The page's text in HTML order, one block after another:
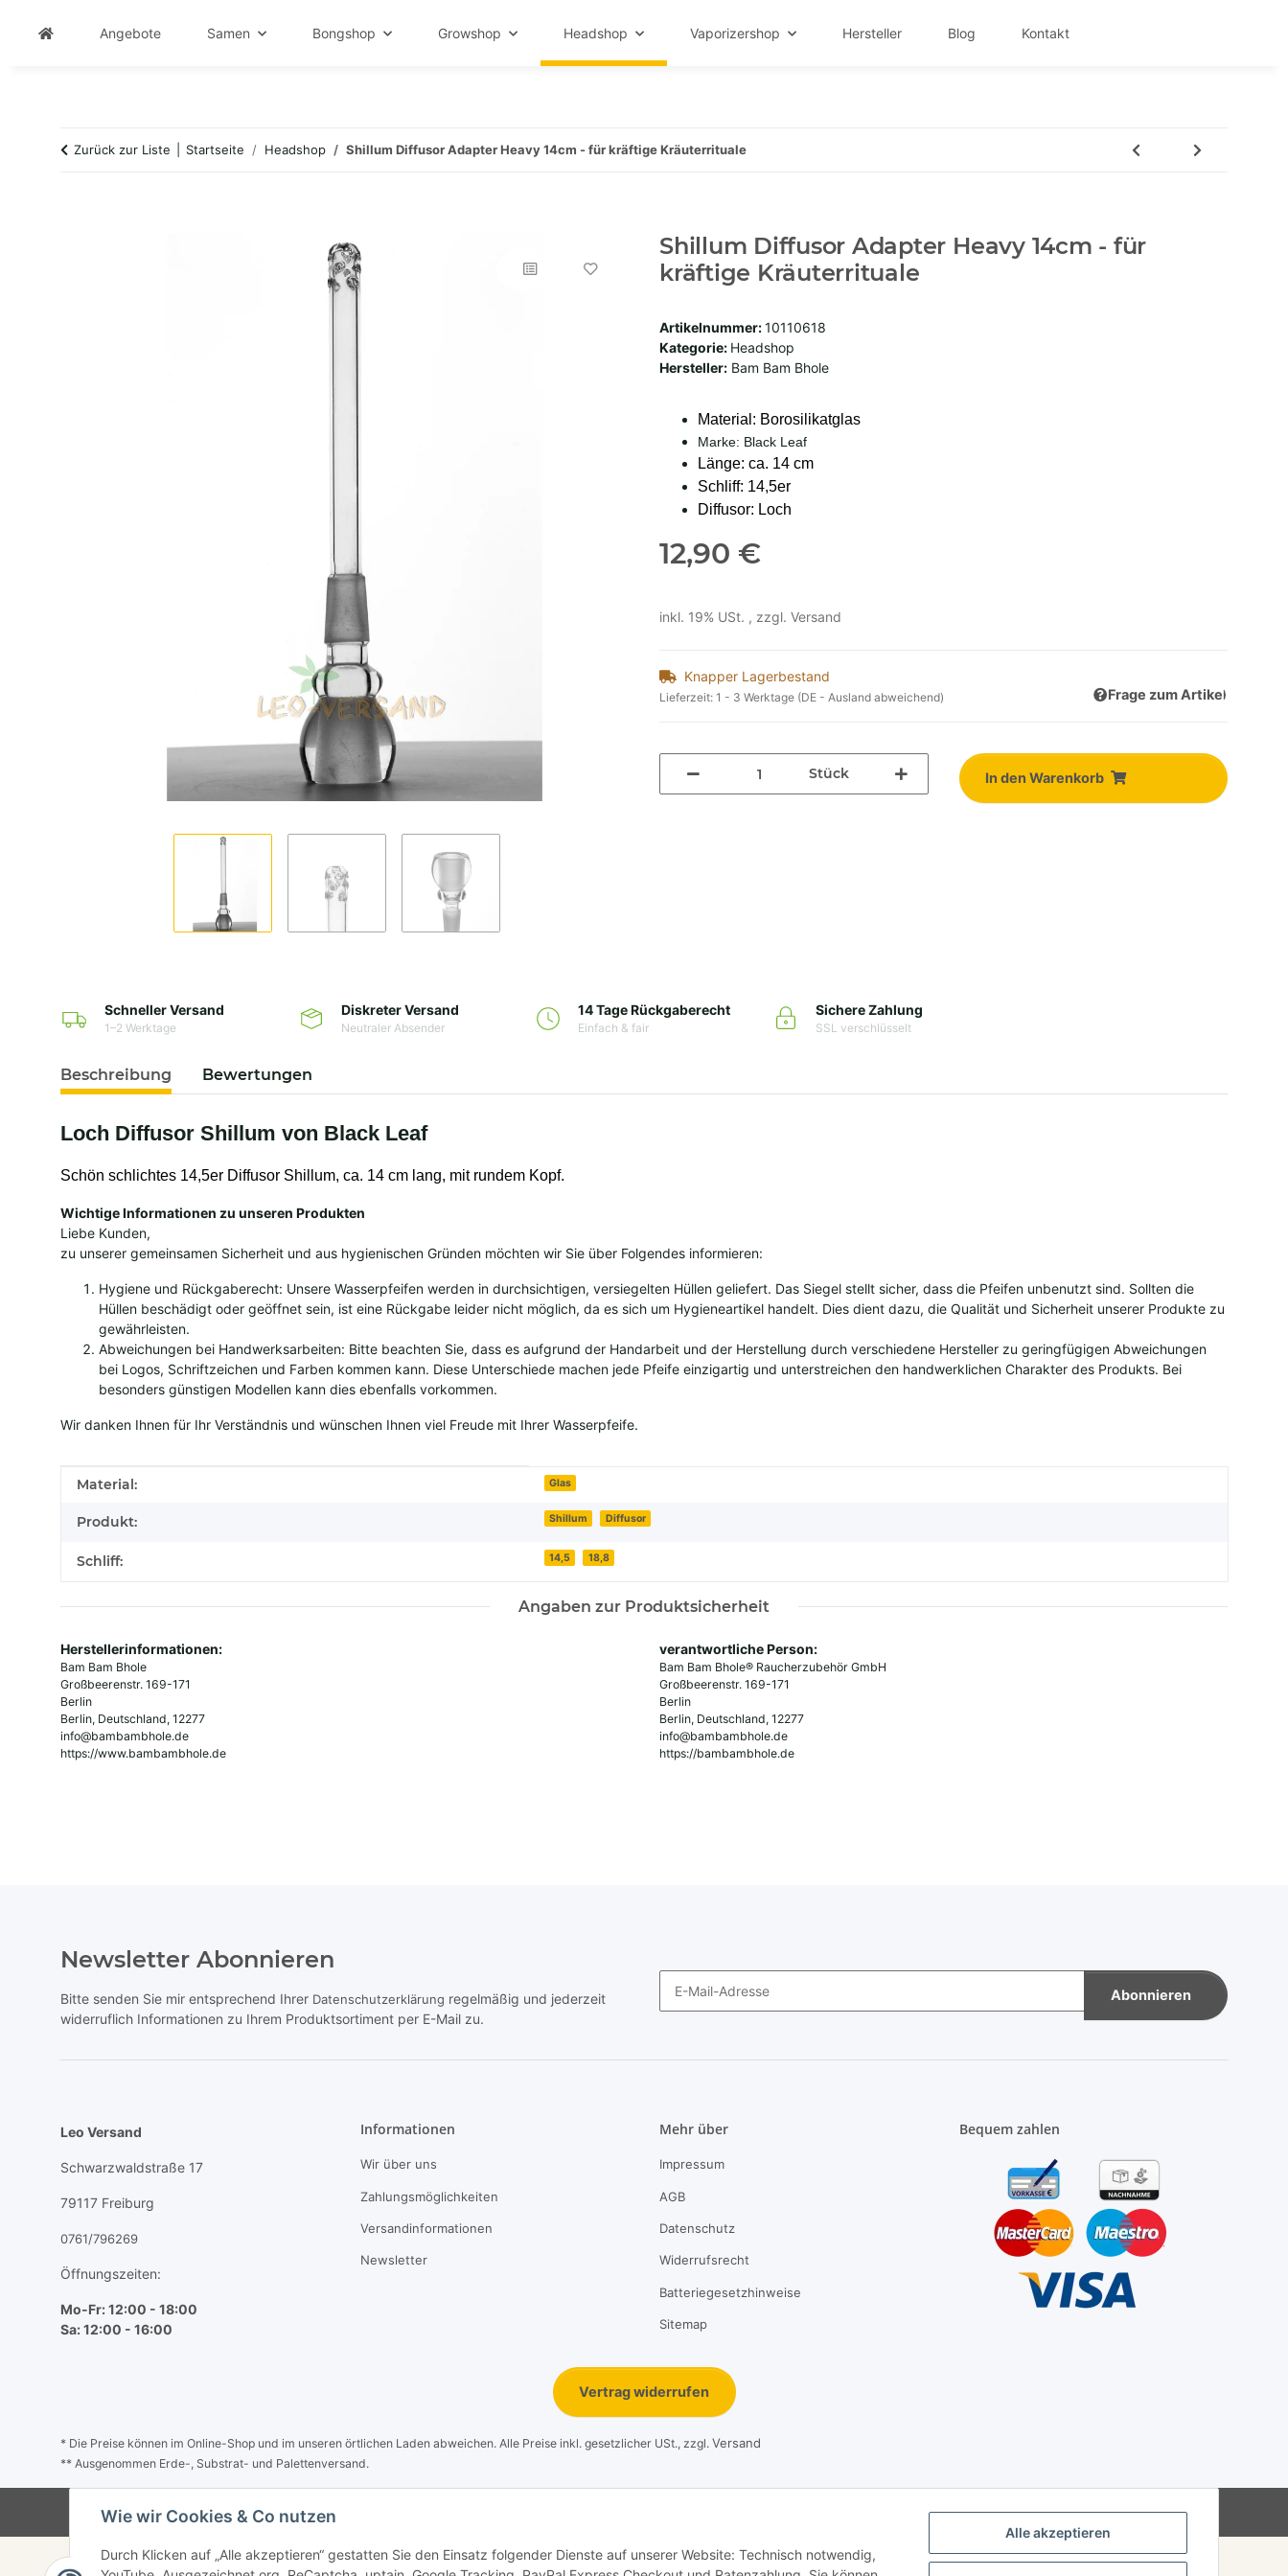
Alle akzeptieren
Wie wir Cookies & Co nutzen
Durch Klicken auf „Alle akzeptieren“ gestatten Sie den Einsatz folgender Dienste auf unserer Website: Technisch notwendig,
Angebote Samen Bongshop Growshop Headshop Vaporizershop Hersteller Blog Kontakt
Zurück zur Liste Startseite Headshop Shillum Diffusor Adapter Heavy 14cm - für kräftige Kräuterrituale
Shillum Diffusor Adapter Heavy 14cm - für
kräftige Kräuterrituale
Artikelnummer:10110618
Kategorie: Headshop
Hersteller: Bam Bam Bhole
Material: Borosilikatglas
Marke: Black Leaf
Länge: ca. 14 cm
Schliff: 14,5er
Diffusor: Loch
12,90 €
inkl. 19% USt. , zzgl. Versand
Knapper Lagerbestand
Lieferzeit: 1 - 3 Werktage (DE - Ausland abweichend) Frage zum Artikel
Stück In den Warenkorb
Schneller Versand
1–2 Werktage
Diskreter Versand
Neutraler Absender
14 Tage Rückgaberecht
Einfach & fair
Sichere Zahlung
SSL verschlüsselt
Beschreibung Bewertungen
Loch Diffusor Shillum von Black Leaf
Schön schlichtes 14,5er Diffusor Shillum, ca. 14 cm lang, mit rundem Kopf.
Wichtige Informationen zu unseren Produkten
Liebe Kunden,
zu unserer gemeinsamen Sicherheit und aus hygienischen Gründen möchten wir Sie über Folgendes informieren:
Hygiene und Rückgaberecht: Unsere Wasserpfeifen werden in durchsichtigen, versiegelten Hüllen geliefert. Das Siegel stellt sicher, dass die Pfeifen unbenutzt sind. Sollten die
Hüllen beschädigt oder geöffnet sein, ist eine Rückgabe leider nicht möglich, da es sich um Hygieneartikel handelt. Dies dient dazu, die Qualität und Sicherheit unserer Produkte zu
gewährleisten.
Abweichungen bei Handwerksarbeiten: Bitte beachten Sie, dass es aufgrund der Handarbeit und der Herstellung durch verschiedene Hersteller zu geringfügigen Abweichungen
bei Logos, Schriftzeichen und Farben kommen kann. Diese Unterschiede machen jede Pfeife einzigartig und unterstreichen den handwerklichen Charakter des Produkts. Bei
besonders günstigen Modellen kann dies ebenfalls vorkommen.
Wir danken Ihnen für Ihr Verständnis und wünschen Ihnen viel Freude mit Ihrer Wasserpfeife.
Produkteigenschaft
Wert
Material: Glas
Produkt: Shillum Diffusor
Schliff: 14,5 18,8
Angaben zur Produktsicherheit
Herstellerinformationen:
Bam Bam Bhole
Großbeerenstr. 169-171
Berlin
Berlin, Deutschland, 12277
info@bambambhole.de
https://www.bambambhole.de
verantwortliche Person:
Bam Bam Bhole® Raucherzubehör GmbH
Großbeerenstr. 169-171
Berlin
Berlin, Deutschland, 12277
info@bambambhole.de
https://bambambhole.de
Newsletter Abonnieren
Bitte senden Sie mir entsprechend Ihrer Datenschutzerklärung regelmäßig und jederzeit
widerruflich Informationen zu Ihrem Produktsortiment per E-Mail zu.
Abonnieren
Leo Versand
Schwarzwaldstraße 17
79117 Freiburg
0761/796269
Öffnungszeiten:
Mo-Fr: 12:00 - 18:00
Sa: 12:00 - 16:00
Informationen
Wir über uns
Zahlungsmöglichkeiten
Versandinformationen
Newsletter
Mehr über
Impressum
AGB
Datenschutz
Widerrufsrecht
Batteriegesetzhinweise
Sitemap
Bequem zahlen
Vertrag widerrufen
* Die Preise können im Online-Shop und im unseren örtlichen Laden abweichen. Alle Preise inkl. gesetzlicher USt., zzgl. Versand
** Ausgenommen Erde-, Substrat- und Palettenversand.
Powered byJTL-Shop